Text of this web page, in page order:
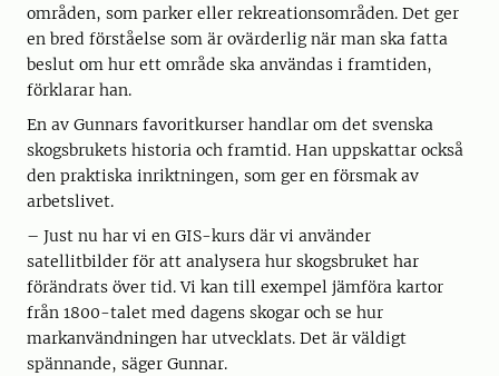
områden, som parker eller rekreationsområden. Det ger
en bred förståelse som är ovärderlig när man ska fatta
beslut om hur ett område ska användas i framtiden,
förklarar han.
En av Gunnars favoritkurser handlar om det svenska
skogsbrukets historia och framtid. Han uppskattar också
den praktiska inriktningen, som ger en försmak av
arbetslivet.
– Just nu har vi en GIS-kurs där vi använder
satellitbilder för att analysera hur skogsbruket har
förändrats över tid. Vi kan till exempel jämföra kartor
från 1800-talet med dagens skogar och se hur
markanvändningen har utvecklats. Det är väldigt
spännande, säger Gunnar.